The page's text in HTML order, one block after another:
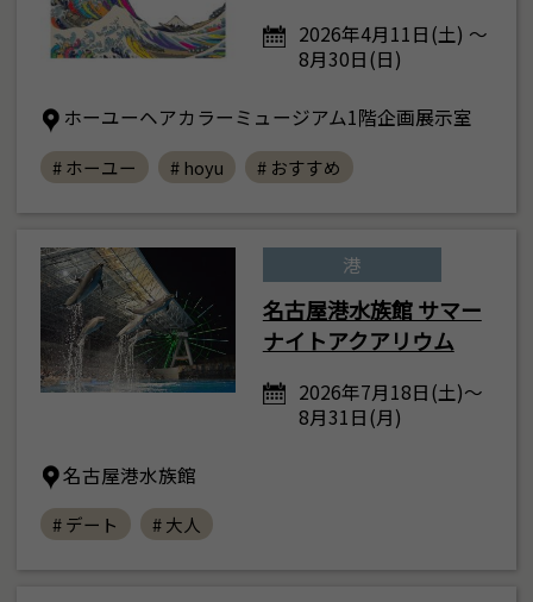
2026年4月11日(土) ～
8月30日(日)
ホーユーヘアカラーミュージアム1階企画展示室
# ホーユー # hoyu # おすすめ
港
名古屋港水族館 サマー
ナイトアクアリウム
2026年7月18日(土)～
8月31日(月)
名古屋港水族館
# デート # 大人